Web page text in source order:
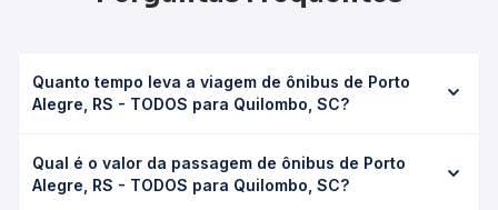
Quanto tempo leva a viagem de ônibus de Porto
Alegre, RS - TODOS para Quilombo, SC?
Quilombo, SC leva em média 0 horas, podendo variar
conforme a viação, o tipo de serviço (convencional,
Qual é o valor da passagem de ônibus de Porto
Alegre, RS - TODOS para Quilombo, SC?